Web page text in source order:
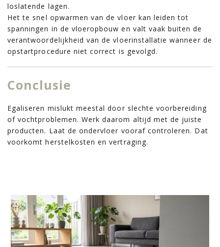
loslatende lagen.
Het te snel opwarmen van de vloer kan leiden tot
spanningen in de vloeropbouw en valt vaak buiten de
verantwoordelijkheid van de vloerinstallatie wanneer de
opstartprocedure niet correct is gevolgd.
Conclusie
Egaliseren mislukt meestal door slechte voorbereiding
of vochtproblemen. Werk daarom altijd met de juiste
producten. Laat de ondervloer vooraf controleren. Dat
voorkomt herstelkosten en vertraging.